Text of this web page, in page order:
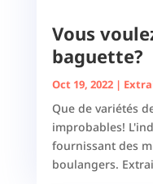
Vous
baguette?
Oct 19, 2022|
Que de variétés
improbables!
fournissant des
boulangers.